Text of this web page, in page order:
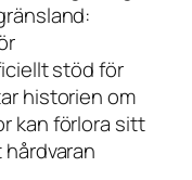
stöd för
historien om
kan förlora sitt